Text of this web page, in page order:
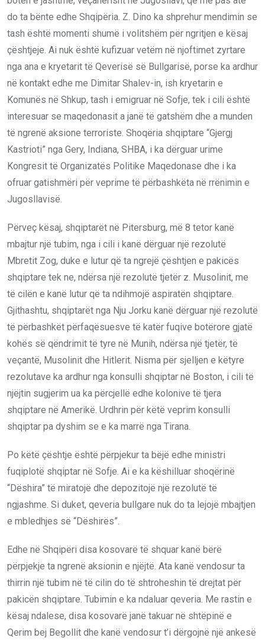
do ta bënte edhe Shqipëria. Z. Dino ka shprehur mendimin se
tash është momenti shumë i volitshëm për ngritjen e kësaj
çështjeje. Ai nuk është kufizuar vetëm në njoftimet zyrtare
nga ana e kryetarit të Qeverisë së Bullgarisë, porse ka ardhur
në kontakt edhe me Dimitar Shalev-in, ish kryetarin e
Komunës në Shkup, tash i emigruar në Sofje, tek i cili është
interesuar se maqedonasit a janë të gatshëm dhe a munden
të ngrenë aksione terroriste. Shoqëria shqiptare “Gjergj
Kastrioti” nga Gery, Indiana, SHBA, i ka dërguar urime
Kongresit të Organizatës Politike Maqedonase dhe i ka
ofruar gatishmëri për veprime të përbashkëta në rrënimin e
Jugosllavisë.
Përveç kësaj, shqiptarët në Pitersburg, më 8 tetor kanë
mbajtur një tubim, nga i cili i kanë dërguar një rezolutë
Mbretit Zog, duke e lutur që ta ngrejë çështjen e pakicës
shqiptare tek ne, ndërsa një rezolutë tjetër z. Musolinit, me
të cilën e kanë lutur që ta ndihmojë aspiratën shqiptare.
Gjithashtu, shqiptarët nga Nju Jorku kanë dërguar një rezolutë
të përbashkët përfaqësuesve të katër fuqive botërore gjatë
kohës së qëndrimit të tyre në Munih, ndërsa një tjetër, të
veçantë, Musolinit dhe Hitlerit. Nisma për sjelljen e këtyre
rezolutave ka ardhur nga konsulli shqiptar në Boston, i cili të
njëjtin sugjerim ua ka përcjellë edhe kolonive të tjera
shqiptare në Amerikë. Urdhrin për këtë veprim konsulli
shqiptar pa dyshim se e ka marrë nga Tirana.
Po këtë çështje është përpjekur ta bëjë edhe ministri
fuqiplotë shqiptar në Sofje. Ai e ka këshilluar shoqërinë
“Dëshira” të miratojë dhe depozitojë një rezolutë të
ngjashme. Si duket, qeveria bullgare nuk do ta lejojë mbajtjen
e mbledhjes së “Dëshirës”.
Edhe në Shqipëri disa kosovarë të shquar kanë bërë
përpjekje ta ngrenë aksionin e njëjtë. Ata kanë vendosur ta
thirrin një tubim në të cilin do të shtroheshin të drejtat për
pakicën shqiptare. Tubimin e ka ndaluar qeveria. Me rastin e
kësaj ndalese, disa kosovarë janë takuar në shtëpinë e
Qerim bej Begollit dhe kanë vendosur t’i dërgojnë një ankesë